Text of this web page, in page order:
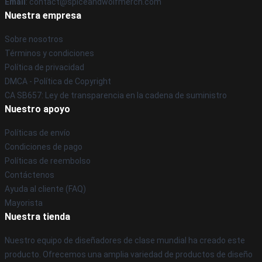
Nuestra empresa
Sobre nosotros
Términos y condiciones
Política de privacidad
DMCA - Política de Copyright
CA SB657: Ley de transparencia en la cadena de suministro
Nuestro apoyo
Políticas de envío
Condiciones de pago
Políticas de reembolso
Contáctenos
Ayuda al cliente (FAQ)
Mayorista
Nuestra tienda
Nuestro equipo de diseñadores de clase mundial ha creado este
producto. Ofrecemos una amplia variedad de productos de diseño